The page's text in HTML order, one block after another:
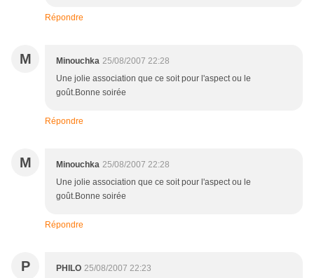
Répondre
M Minouchka 25/08/2007 22:28
Une jolie association que ce soit pour l'aspect ou le
goût.Bonne soirée
Répondre
M Minouchka 25/08/2007 22:28
Une jolie association que ce soit pour l'aspect ou le
goût.Bonne soirée
Répondre
P PHILO 25/08/2007 22:23